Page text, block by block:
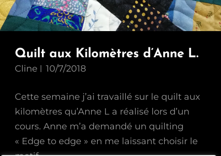
Quilt aux Kilomètres d’Anne L.
Cline 10/7/2018
Cette semaine j’ai travaillé sur le quilt aux
kilomètres qu’Anne L a réalisé lors d’un
cours. Anne m’a demandé un quilting
« Edge to edge » en me laissant choisir le